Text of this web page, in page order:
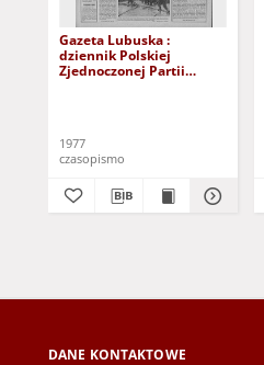
Gazeta Lubuska :
dziennik Polskiej
Zjednoczonej Partii
1977
czasopismo
DANE KONTAKTOWE